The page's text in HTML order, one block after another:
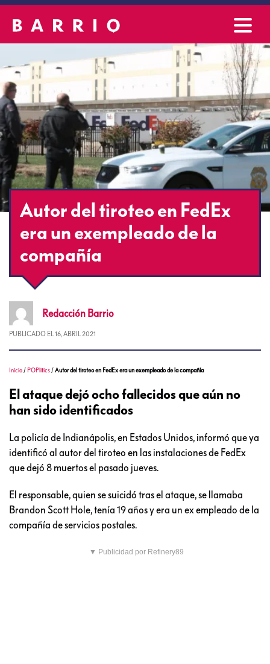
Autor del tiroteo en FedEx
era un exempleado de la
compañía
Redacción Barrio
PUBLICADO EL 16, ABRIL 2021
Inicio / POPlitics /Autor del tiroteo en FedEx era un exempleado de la compañía
El ataque dejó ocho fallecidos que aún no
han sido identificados
La policía de Indianápolis, en Estados Unidos, informó que ya
identificó al autor del tiroteo en las instalaciones de FedEx
que dejó 8 muertos el pasado jueves.
El responsable, quien se suicidó tras el ataque, se llamaba
Brandon Scott Hole, tenía 19 años y era un ex empleado de la
compañía de servicios postales.
▼ Publicidad por Refinery89